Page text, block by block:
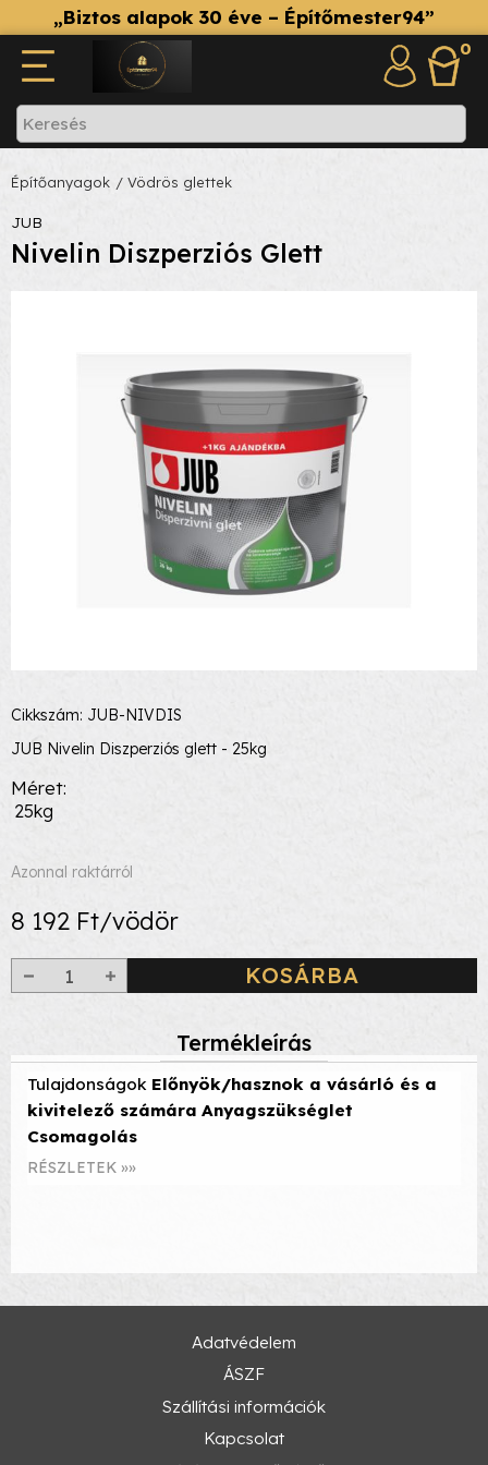
„Biztos alapok 30 éve – Építőmester94”
0
Építőanyagok / Vödrös glettek
JUB
Nivelin Diszperziós Glett
Cikkszám: JUB-NIVDIS
JUB Nivelin Diszperziós glett - 25kg
Méret
25kg
Azonnal raktárról
8 192 Ft/vödör
KOSÁRBA
Termékleírás
Tulajdonságok Előnyök/hasznok a vásárló és a
kivitelező számára Anyagszükséglet
Csomagolás
RÉSZLETEK »»
Adatvédelem
ÁSZF
Szállítási információk
Kapcsolat